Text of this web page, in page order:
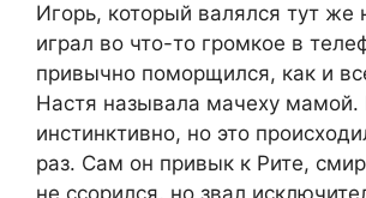
Игорь, который валялся тут же
играл во что-то громкое в
привычно поморщился, как и
Настя называла мачеху мамой.
инстинктивно, но это
раз. Сам он привык к Рите,